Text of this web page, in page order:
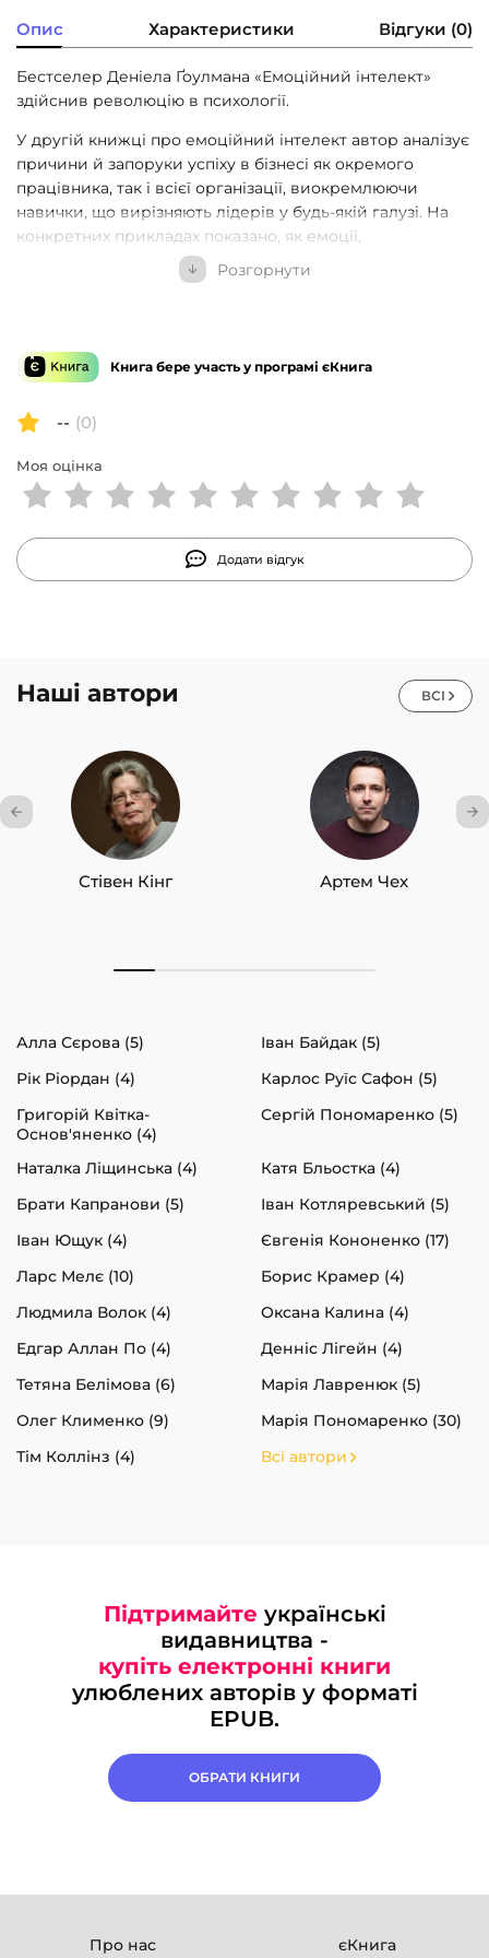
Опис Характеристики Відгуки (0)
Бестселер Деніела Ґоулмана «Емоційний інтелект»
здійснив революцію в психології.
У другій книжці про емоційний інтелект автор аналізує
причини й запоруки успіху в бізнесі як окремого
працівника, так і всієї організації, виокремлюючи
навички, що вирізняють лідерів у будь-якій галузі. На
конкретних прикладах показано, як емоції,
самоконтроль, комунікативні навички й здатність
працювати в команді — тобто емоційний інтелект —
досвід. І що вища посада людини, то вагоміші ці
навички.
Ґоулман наголошує на тому, що всі ми маємо потенціал
нашої кар’єри, а також дає нам рекомендації щодо
підвищення власної ефективності.
Розгорнути
Книга бере участь у програмі єКнига
-- (0)
Моя оцінка
Додати відгук
Наші автори ВСІ
Стівен Кінг Артем Чех
Алла Сєрова (5)
Іван Байдак (5)
Рік Ріордан (4)
Карлос Руїс Сафон (5)
Григорій Квітка-
Основ'яненко (4)
Сергій Пономаренко (5)
Наталка Ліщинська (4)
Катя Бльостка (4)
Брати Капранови (5)
Іван Котляревський (5)
Іван Ющук (4)
Євгенія Кононенко (17)
Ларс Мелє (10)
Борис Крамер (4)
Людмила Волок (4)
Оксана Калина (4)
Едгар Аллан По (4)
Денніс Лігейн (4)
Тетяна Белімова (6)
Марія Лавренюк (5)
Олег Клименко (9)
Марія Пономаренко (30)
Тім Коллінз (4)
Всі автори
Підтримайте українські
видавництва -
купіть електронні книги
улюблених авторів у форматі
EPUB.
ОБРАТИ КНИГИ
Про нас єКнига